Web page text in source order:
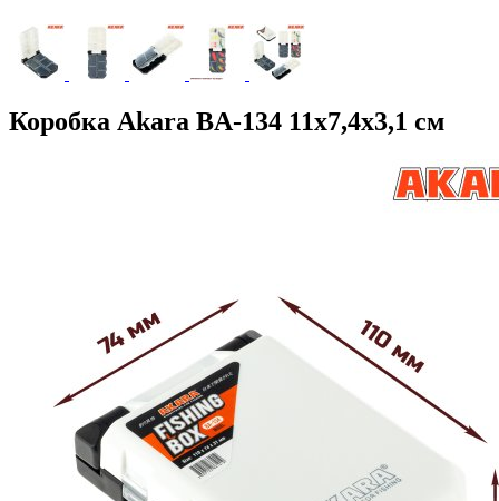
Коробка Akara BA-134 11х7,4х3,1 см